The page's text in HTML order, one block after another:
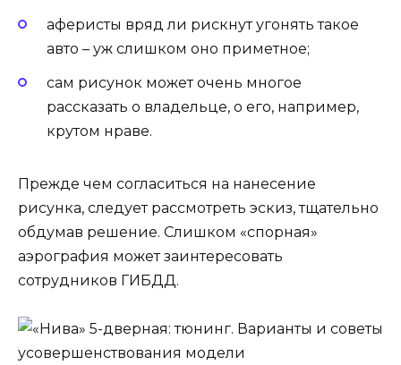
аферисты вряд ли рискнут угонять такое
авто – уж слишком оно приметное;
сам рисунок может очень многое
рассказать о владельце, о его, например,
крутом нраве.
Прежде чем согласиться на нанесение
рисунка, следует рассмотреть эскиз, тщательно
обдумав решение. Слишком «спорная»
аэрография может заинтересовать
сотрудников ГИБДД.